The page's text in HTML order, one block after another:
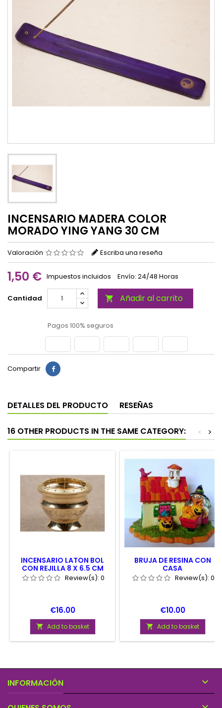
INCENSARIO MADERA COLOR
MORADO YING YANG 30 CM
Valoración Escriba una reseña
1,50 € Impuestos incluidos Envío: 24/48 Horas
Cantidad  Añadir al carrito
Pagos 100% seguros
Compartir
DETALLES DEL PRODUCTO RESEÑAS
16 OTHER PRODUCTS IN THE SAME CATEGORY: >
<
INCENSARIO LATON BOL
CON REJILLA 8 X 6.5 CM
Review(s): 0
Price
€16.00
 Add to basket
BRUJA DE RESINA CON
CASA
Review(s): 0
Price
€10.00
 Add to basket
INFORMACIÓN 